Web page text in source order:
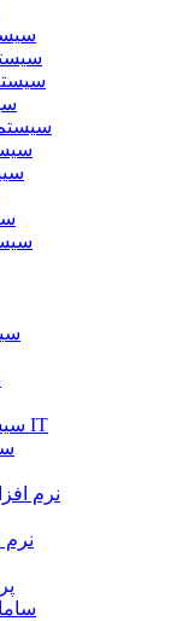
سیستم مدیریت و نگهداری تجهیزات IT
نرم